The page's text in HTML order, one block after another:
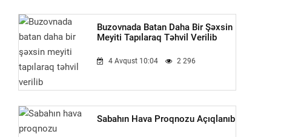
Buzovnada Batan Daha Bir Şəxsin
Meyiti Tapılaraq Təhvil Verilib
4 Avqust 10:04 2 296
Sabahın Hava Proqnozu Açıqlanıb